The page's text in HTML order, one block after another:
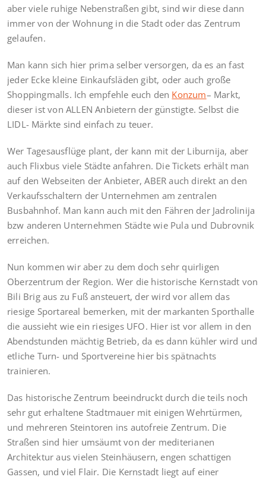
aber viele ruhige Nebenstraßen gibt, sind wir diese dann
immer von der Wohnung in die Stadt oder das Zentrum
gelaufen.
Man kann sich hier prima selber versorgen, da es an fast
jeder Ecke kleine Einkaufsläden gibt, oder auch große
Shoppingmalls. Ich empfehle euch den Konzum– Markt,
dieser ist von ALLEN Anbietern der günstigte. Selbst die
LIDL- Märkte sind einfach zu teuer.
Wer Tagesausflüge plant, der kann mit der Liburnija, aber
auch Flixbus viele Städte anfahren. Die Tickets erhält man
auf den Webseiten der Anbieter, ABER auch direkt an den
Verkaufsschaltern der Unternehmen am zentralen
Busbahnhof. Man kann auch mit den Fähren der Jadrolinija
bzw anderen Unternehmen Städte wie Pula und Dubrovnik
erreichen.
Nun kommen wir aber zu dem doch sehr quirligen
Oberzentrum der Region. Wer die historische Kernstadt von
Bili Brig aus zu Fuß ansteuert, der wird vor allem das
riesige Sportareal bemerken, mit der markanten Sporthalle
die aussieht wie ein riesiges UFO. Hier ist vor allem in den
Abendstunden mächtig Betrieb, da es dann kühler wird und
etliche Turn- und Sportvereine hier bis spätnachts
trainieren.
Das historische Zentrum beeindruckt durch die teils noch
sehr gut erhaltene Stadtmauer mit einigen Wehrtürmen,
und mehreren Steintoren ins autofreie Zentrum. Die
Straßen sind hier umsäumt von der mediterianen
Architektur aus vielen Steinhäusern, engen schattigen
Gassen, und viel Flair. Die Kernstadt liegt auf einer